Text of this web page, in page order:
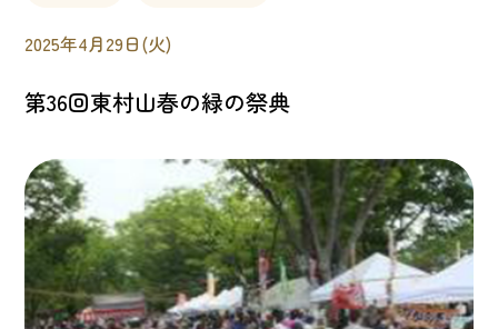
2025年4月29日(火)
第36回東村山春の緑の祭典